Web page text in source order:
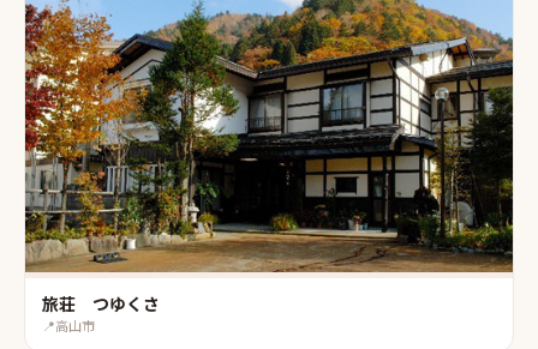
旅荘 つゆくさ
📍高山市